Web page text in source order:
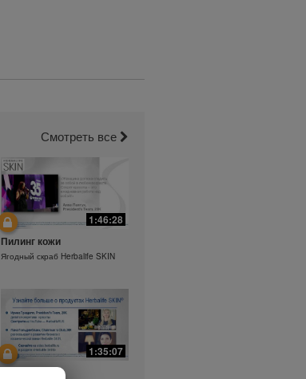
Смотреть все
1:46:28
Пилинг кожи
Ягодный скраб Herbalife SKIN
1:35:07
Ежедневный